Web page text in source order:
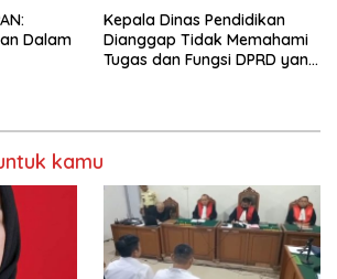
Dalam
Kepala Dinas Pendidikan
Dianggap Tidak Memahami
Tugas dan Fungsi DPRD yang
kamu